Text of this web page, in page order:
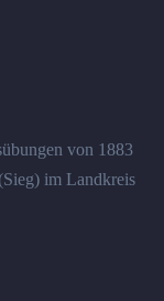
von 1883
im Landkreis